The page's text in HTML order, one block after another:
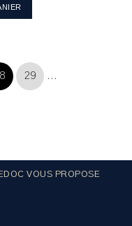
29 ...
VOUS PROPOSE